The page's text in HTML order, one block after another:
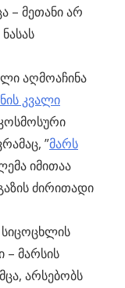
– მეთანი არ
აღმოაჩინა
კვალი
”მარს
იმითაა
ძირითადი
მარსის
არსებობს